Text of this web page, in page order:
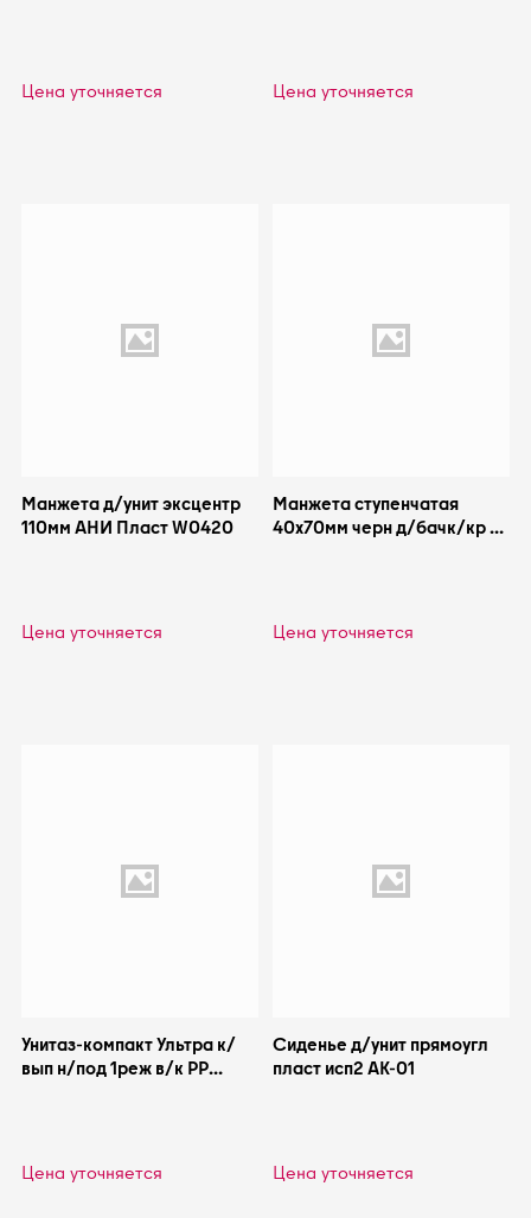
Цена уточняется Цена уточняется
Манжета д/унит эксцентр
110мм АНИ Пласт W0420
Цена уточняется
Манжета ступенчатая
40x70мм черн д/бачк/кр к
Цена уточняется
Унитаз-компакт Ультра к/
вып н/под 1реж в/к PP
Цена уточняется
Сиденье д/унит прямоугл
пласт исп2 АК-01
Цена уточняется